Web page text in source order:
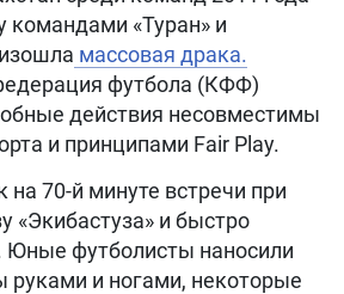
«Туран» и
массовая драка.
футбола (КФФ)
действия несовместимы
и принципами Fair Play.
на 70-й минуте встречи при
«Экибастуза» и быстро
Юные футболисты наносили
руками и ногами, некоторые